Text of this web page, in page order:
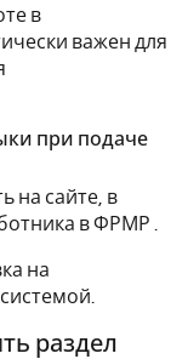
в
важен для
при подаче
на сайте, в
в ФРМР .
на
раздел